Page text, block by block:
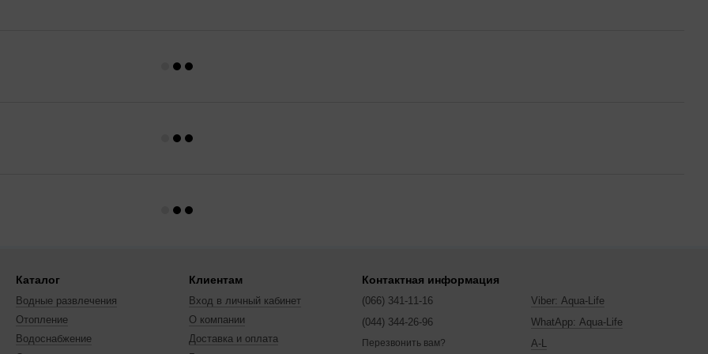
Каталог
Водные развлечения
Отопление
Водоснабжение
Клиентам
Вход в личный кабинет
О компании
Доставка и оплата
Контактная информация
(066) 341-11-16
(044) 344-26-96
Перезвонить вам?
Viber: Aqua-Life
WhatApp: Aqua-Life
A-L